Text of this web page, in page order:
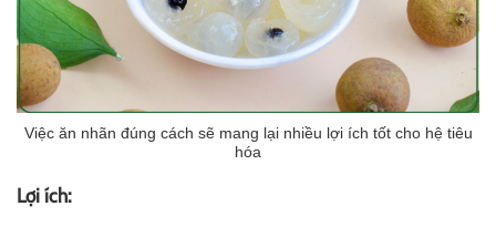
Việc ăn nhãn đúng cách sẽ mang lại nhiều lợi ích tốt cho hệ tiêu
hóa
Lợi ích: